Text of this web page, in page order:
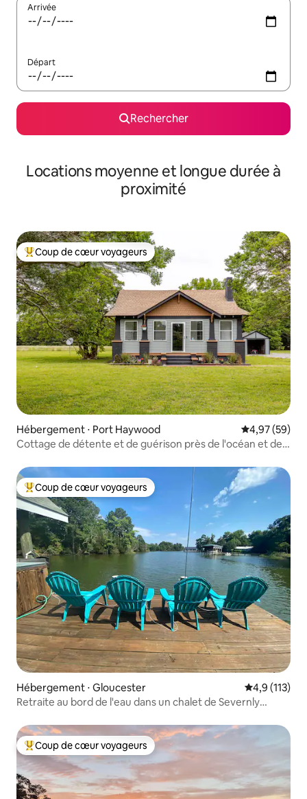
Arrivée
Départ
Rechercher
Locations moyenne et longue durée à
proximité
Coups de cœur voyageurs les plus appréciés
Coup de cœur voyageurs
Hébergement ⋅ Port Haywood Évaluation
4,97 (59)
Cottage de détente et de guérison près de l'océan et de
Coups de cœur voyageurs les plus appréciés
Coup de cœur voyageurs
Hébergement ⋅ Gloucester Évaluation
4,9 (113)
Retraite au bord de l'eau dans un chalet de Severnly
Coups de cœur voyageurs les plus appréciés
Coup de cœur voyageurs